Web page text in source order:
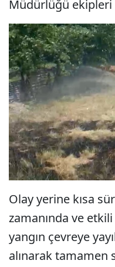
Müdürlüğü ekipleri
Olay yerine kısa
zamanında ve
yangın çevreye
alınarak tamamen